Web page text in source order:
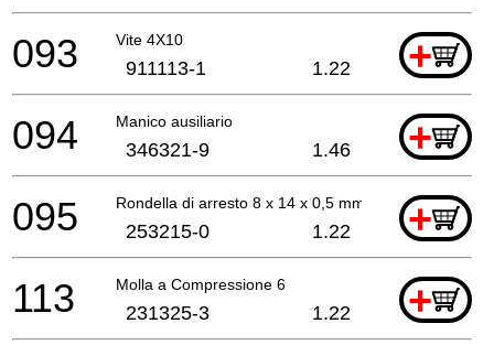
Vite 4X10 +
093 911113-1 1.22
Manico ausiliario +
094 346321-9 1.46
Rondella di arresto 8 x 14 x 0,5 mm +
095 253215-0 1.22
Molla a Compressione 6 +
113 231325-3 1.22